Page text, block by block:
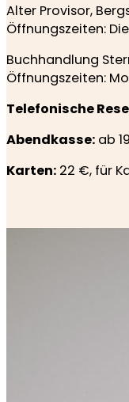
Alter Provisor,
Öffnungszeiten:
Buchhandlung
Öffnungszeiten:
Telefonische
Abendkasse: ab
Karten: 22 €, für